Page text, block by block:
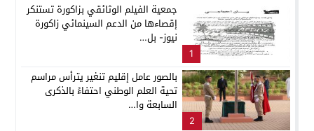
1
جمعية الفيلم الوثائقي بزاكورة تستنكر
إقصاءها من الدعم السينمائي زاكورة
نيوز- بل…
2
بالصور عامل إقليم تنغير يترأس مراسم
تحية العلم الوطني احتفاءً بالذكرى
السابعة وا…